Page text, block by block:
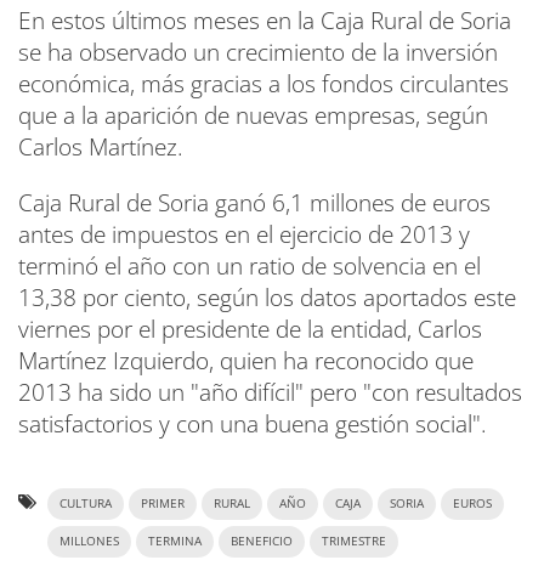
En estos últimos meses en la Caja Rural de Soria
se ha observado un crecimiento de la inversión
económica, más gracias a los fondos circulantes
que a la aparición de nuevas empresas, según
Carlos Martínez.
Caja Rural de Soria ganó 6,1 millones de euros
antes de impuestos en el ejercicio de 2013 y
terminó el año con un ratio de solvencia en el
13,38 por ciento, según los datos aportados este
viernes por el presidente de la entidad, Carlos
Martínez Izquierdo, quien ha reconocido que
2013 ha sido un "año difícil" pero "con resultados
satisfactorios y con una buena gestión social".
CULTURA PRIMER RURAL AÑO CAJA SORIA EUROS
MILLONES TERMINA BENEFICIO TRIMESTRE